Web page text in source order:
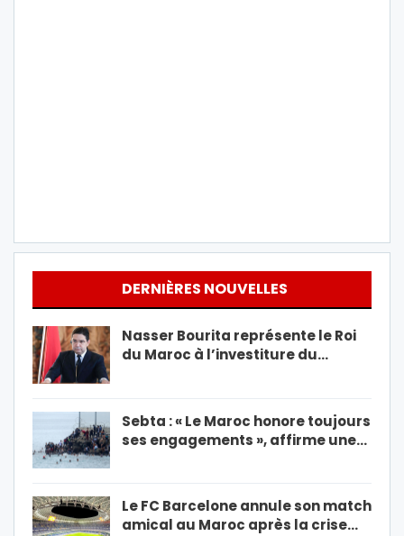
DERNIÈRES NOUVELLES
Nasser Bourita représente le Roi
du Maroc à l’investiture du…
Sebta : « Le Maroc honore toujours
ses engagements », affirme une…
Le FC Barcelone annule son match
amical au Maroc après la crise…